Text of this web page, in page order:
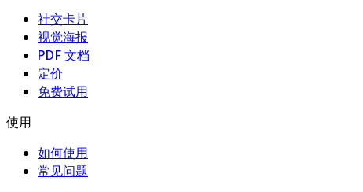
社交卡片
视觉海报
PDF 文档
定价
免费试用
使用
如何使用
常见问题